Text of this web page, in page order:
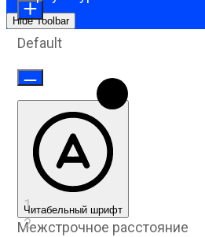
Hide Toolbar
Default
Читабельный шрифт
Межстрочное расстояние